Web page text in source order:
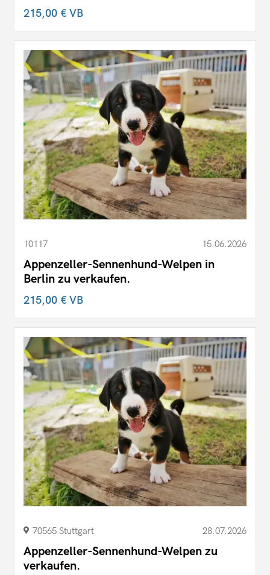
215,00 €VB
10117 15.06.2026
Appenzeller-Sennenhund-Welpen in
Berlin zu verkaufen.
215,00 €VB
70565 Stuttgart 28.07.2026
Appenzeller-Sennenhund-Welpen zu
verkaufen.